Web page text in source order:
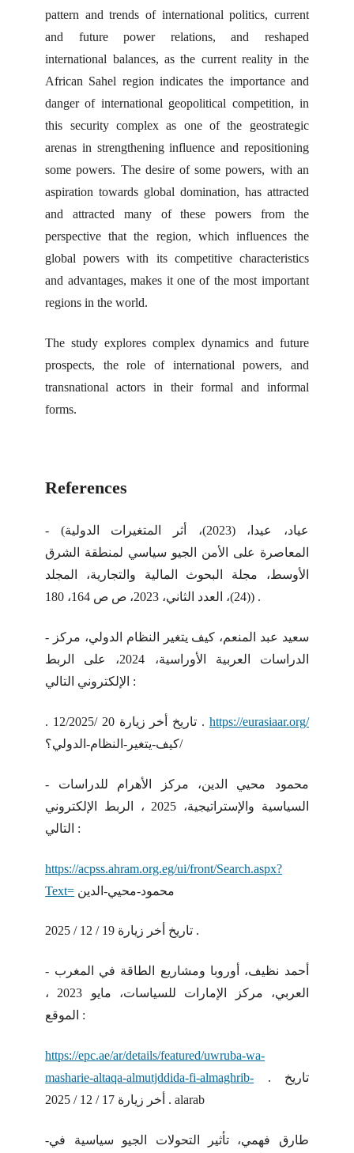
pattern and trends of international politics, current
and future power relations, and reshaped
international balances, as the current reality in the
African Sahel region indicates the importance and
danger of international geopolitical competition, in
this security complex as one of the geostrategic
arenas in strengthening influence and repositioning
some powers. The desire of some powers, with an
aspiration towards global domination, has attracted
and attracted many of these powers from the
perspective that the region, which influences the
global powers with its competitive characteristics
and advantages, makes it one of the most important
regions in the world.
The study explores complex dynamics and future
prospects, the role of international powers, and
transnational actors in their formal and informal
forms.
References
- (عياد، عيدا، (2023)، أثر المتغيرات الدولية
المعاصرة على الأمن الجيو سياسي لمنطقة الشرق
الأوسط، مجلة البحوث المالية والتجارية، المجلد
(24)، العدد الثاني، 2023، ص ص 164، 180) .
- سعيد عبد المنعم، كيف يتغير النظام الدولي، مركز
الدراسات العربية الأوراسية، 2024، على الربط
الإلكتروني التالي :
. تاريخ أخر زيارة 20 /12/2025 . https://eurasiaar.org/
كيف-يتغير-النظام-الدولي؟/
- محمود محيي الدين، مركز الأهرام للدراسات
السياسية والإستراتيجية، 2025 ، الربط الإلكتروني
التالي :
https://acpss.ahram.org.eg/ui/front/Search.aspx?
Text= محمود-محيي-الدين
تاريخ أخر زيارة 19 / 12 / 2025 .
- أحمد نظيف، أوروبا ومشاريع الطاقة في المغرب
العربي، مركز الإمارات للسياسات، مايو 2023 ،
الموقع :
https://epc.ae/ar/details/featured/uwruba-wa-
masharie-altaqa-almutjddida-fi-almaghrib- . تاريخ
أخر زيارة 17 / 12 / 2025 . alarab
-طارق فهمي، تأثير التحولات الجيو سياسية في